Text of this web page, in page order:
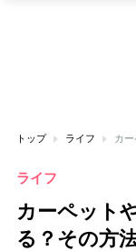
トップ ライフ
ライフ
カーペット
る？その方